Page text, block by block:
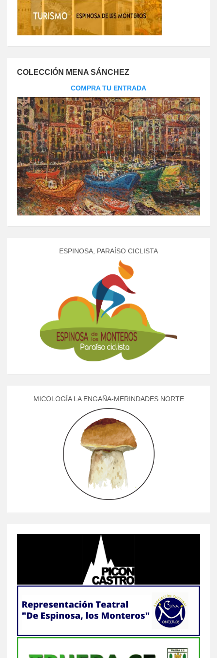
COLECCIÓN MENA SÁNCHEZ
COMPRA TU ENTRADA
ESPINOSA, PARAÍSO CICLISTA
MICOLOGÍA LA ENGAÑA-MERINDADES NORTE